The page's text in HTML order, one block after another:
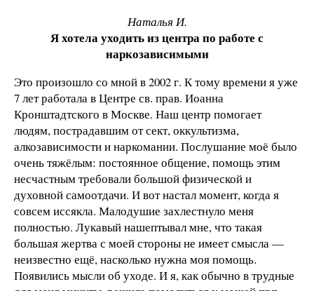
Наталья И.
Я хотела уходить из центра по работе с
наркозависимыми
Это произошло со мной в 2002 г. К тому времени я уже
7 лет работала в Центре св. прав. Иоанна
Кронштадтского в Москве. Наш центр помогает
людям, пострадавшим от сект, оккультизма,
алкозависимости и наркомании. Послушание моё было
очень тяжёлым: постоянное общение, помощь этим
несчастным требовали большой физической и
духовной самоотдачи. И вот настал момент, когда я
совсем иссякла. Малодушие захлестнуло меня
полностью. Лукавый нашептывал мне, что такая
большая жертва с моей стороны не имеет смысла —
неизвестно ещё, насколько нужна моя помощь.
Появились мысли об уходе. И я, как обычно в трудные